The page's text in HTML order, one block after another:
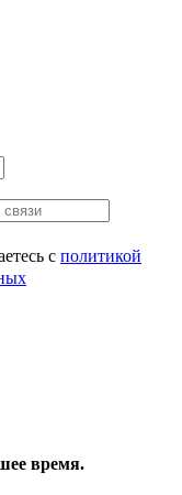
с политикой
время.